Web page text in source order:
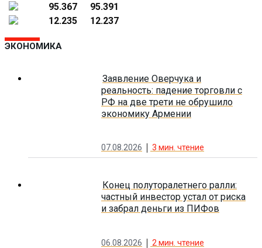
95.367
95.391
12.235
12.237
ЭКОНОМИКА
Заявление Оверчука и
реальность: падение торговли с
РФ на две трети не обрушило
экономику Армении
07.08.2026 3 мин. чтение
Конец полуторалетнего ралли:
частный инвестор устал от риска
и забрал деньги из ПИФов
06.08.2026 2 мин. чтение